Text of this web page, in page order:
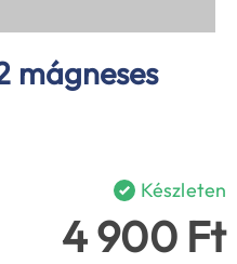
mágneses
Készleten
4 900 Ft